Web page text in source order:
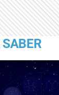
SABER